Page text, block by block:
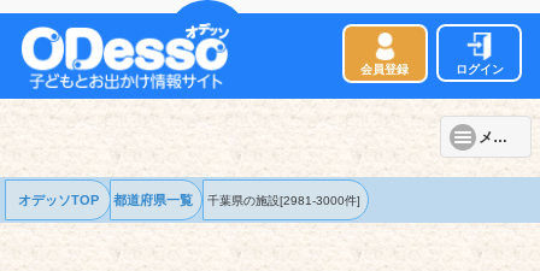
会員登録 ログイン
メニュー
オデッソTOP 都道府県一覧 千葉県の施設[2981-3000件]